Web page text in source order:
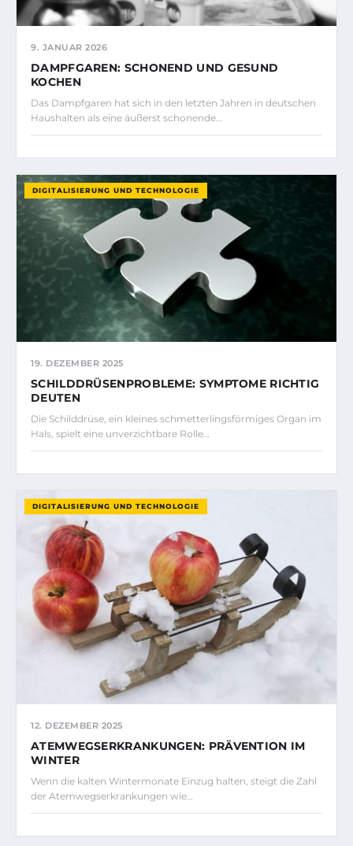
9. JANUAR 2026
DAMPFGAREN: SCHONEND UND GESUND
KOCHEN
Das Dampfgaren hat sich in den letzten Jahren in deutschen
Haushalten als eine äußerst schonende…
DIGITALISIERUNG UND TECHNOLOGIE
19. DEZEMBER 2025
SCHILDDRÜSENPROBLEME: SYMPTOME RICHTIG
DEUTEN
Die Schilddrüse, ein kleines schmetterlingsförmiges Organ im
Hals, spielt eine unverzichtbare Rolle…
DIGITALISIERUNG UND TECHNOLOGIE
12. DEZEMBER 2025
ATEMWEGSERKRANKUNGEN: PRÄVENTION IM
WINTER
Wenn die kalten Wintermonate Einzug halten, steigt die Zahl
der Atemwegserkrankungen wie…